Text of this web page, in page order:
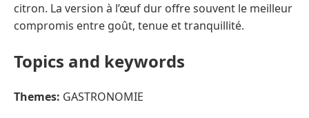
citron. La version à l’œuf dur offre souvent le meilleur
compromis entre goût, tenue et tranquillité.
Topics and keywords
Themes: GASTRONOMIE